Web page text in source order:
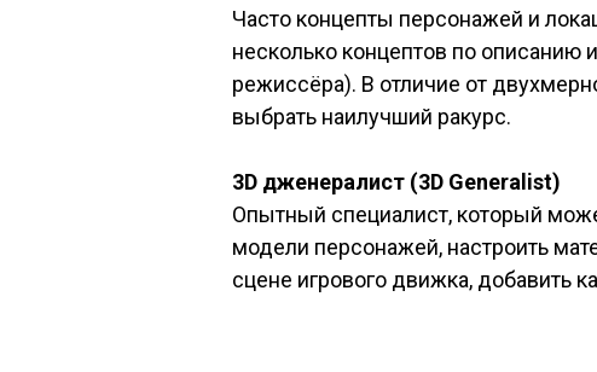
Часто концепты персонажей и
несколько концептов по описанию
режиссёра). В отличие от
выбрать наилучший ракурс.
3D дженералист (3D Generalist)
Опытный специалист, который
модели персонажей, настроить
сцене игрового движка, добавить